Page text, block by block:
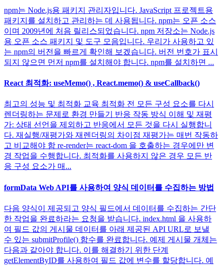
npm는 Node.js용 패키지 관리자입니다. JavaScript 프로젝트용
패키지를 설치하고 관리하는 데 사용됩니다. npm는 오픈 소스
이며 2009년에 처음 릴리스되었습니다. npm 저장소는 Node.js
용 오픈 소스 패키지 및 도구 모음입니다. 우리가 사용하고 있
는 npm의 버전을 빠르게 확인해 보겠습니다. 버전 번호가 표시
되지 않으면 먼저 npm를 설치해야 합니다. npm를 설치하면 ...
React 최적화: useMemo() , React.memo() & useCallback()
최고의 성능 및 최적화 교육 최적화 전 모든 구성 요소를 다시
렌더링하는 문제로 환경 만들기 반응 작동 방식 이해 및 재평
가: 상태 선언을 제외하고 반응에서 모든 것을 다시 실행합니
다. 재실행/재평가와 재렌더링의 차이점 재평가는 매번 작동하
고 비교해야 함 re-render는 react-dom 을 호출하는 경우에만 변
경 작업을 수행합니다. 최적화를 사용하지 않은 경우 모든 반
응 구성 요소가 매...
formData Web API를 사용하여 양식 데이터를 수집하는 방법
다음 양식이 제공되고 양식 필드에서 데이터를 수집하는 간단
한 작업을 완료하라는 요청을 받습니다. index.html 을 사용하
여 필드 값의 게시물 데이터를 아래 제공된 API URL로 보낼
수 있는 submitProfile() 함수를 완료합니다. 예제 게시물 개체는
다음과 같아야 합니다. 이를 해결하기 위한 단계
getElementByID를 사용하여 필드 값에 변수를 할당합니다. 예